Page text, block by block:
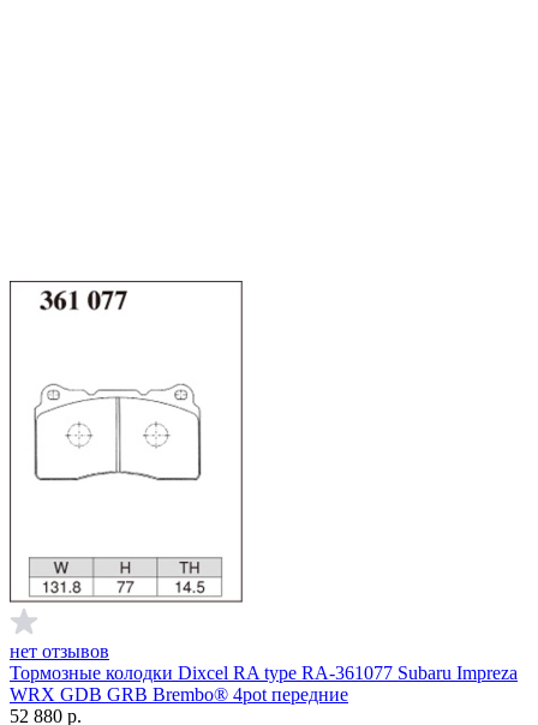
нет отзывов
Тормозные колодки Dixcel RA type RA-361077 Subaru Impreza
WRX GDB GRB Brembo® 4pot передние
52 880 р.